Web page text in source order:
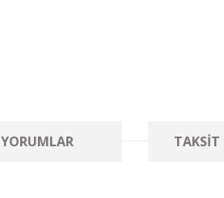
YORUMLAR TAKSIT